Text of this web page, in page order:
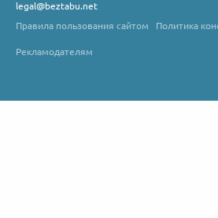
legal@beztabu.net
Правила пользования сайтом
Политика
Рекламодателям